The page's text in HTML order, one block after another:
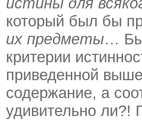
который был бы
их предметы…
критерии
приведенной
содержание, а
удивительно ли?!